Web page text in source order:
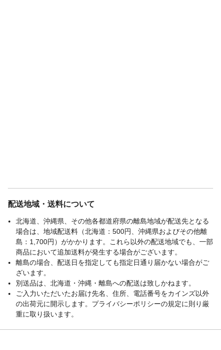
配送地域・送料について
北海道、沖縄県、その他各都道府県の離島地域が配送先となる
場合は、地域配送料（北海道：500円、沖縄県およびその他離
島：1,700円）がかかります。これら以外の配送地域でも、一部
商品において追加送料が発生する場合がございます。
離島の場合、配送日を指定しても指定日通り届かない場合がご
ざいます。
別送品は、北海道・沖縄・離島への配送は致しかねます。
ご入力いただいたお届け先名、住所、電話番号をカインズ以外
の出荷元に開示します。プライバシーポリシーの規定に則り厳
重に取り扱います。